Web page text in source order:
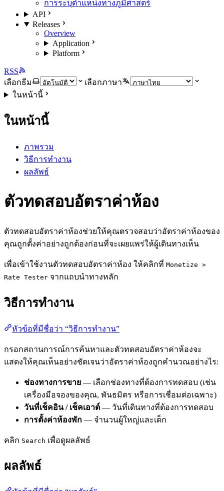
การระบุตำแหน่งทางภูมิศาสตร์
API
Releases
Overview
Application
Platform
RSS
เลือกธีม
เลือกภาษา
ในหน้านี้
ในหน้านี้
ภาพรวม
วิธีการทำงาน
ผลลัพธ์
ตัวทดสอบอัตราค่าห้อง
ตัวทดสอบอัตราค่าห้องช่วยให้คุณตรวจสอบว่าอัตราค่าห้องของ
คุณถูกตั้งค่าอย่างถูกต้องก่อนที่จะเผยแพร่ให้ผู้เดินทางเห็น
เพื่อเข้าใช้งานตัวทดสอบอัตราค่าห้อง ให้คลิกที่ Monetize >
Rate Tester จากแถบนำทางหลัก
วิธีการทำงาน
หัวข้อที่มีชื่อว่า “วิธีการทำงาน”
กรอกสถานการณ์การค้นหาและตัวทดสอบอัตราค่าห้องจะ
แสดงให้คุณเห็นอย่างชัดเจนว่าอัตราค่าห้องถูกคำนวณอย่างไร:
ช่องทางการขาย — เลือกช่องทางที่ต้องการทดสอบ (เช่น
เครื่องมือจองของคุณ, พันธมิตร หรือการเชื่อมต่อเฉพาะ)
วันที่เช็คอิน / เช็คเอาต์ — วันที่เดินทางที่ต้องการทดสอบ
การตั้งค่าห้องพัก — จำนวนผู้ใหญ่และเด็ก
คลิก Search เพื่อดูผลลัพธ์
ผลลัพธ์